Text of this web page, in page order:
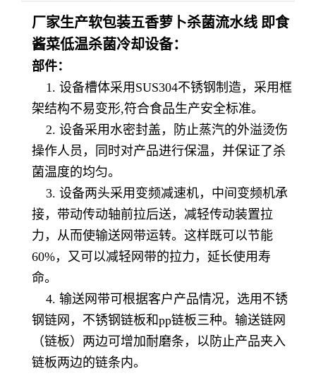
厂家生产软包装五香萝卜杀菌流水线 即食
酱菜低温杀菌冷却设备：
部件：
1. 设备槽体采用SUS304不锈钢制造，采用框
架结构不易变形,符合食品生产安全标准。
2. 设备采用水密封盖，防止蒸汽的外溢烫伤
操作人员，同时对产品进行保温，并保证了杀
菌温度的均匀。
3. 设备两头采用变频减速机，中间变频机承
接，带动传动轴前拉后送，减轻传动装置拉
力，从而使输送网带运转。这样既可以节能
60%，又可以减轻网带的拉力，延长使用寿
命。
4. 输送网带可根据客户产品情况，选用不锈
钢链网，不锈钢链板和pp链板三种。输送链网
（链板）两边可增加耐磨条，以防止产品夹入
链板两边的链条内。